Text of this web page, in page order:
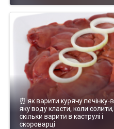
⏰ як варити курячу печінку-в
яку воду класти, коли солити,
скільки варити в каструлі і
скороварці